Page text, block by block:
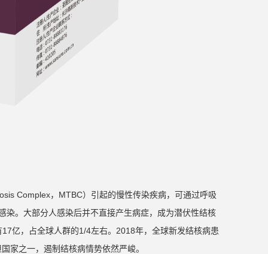
Complex，MTBC）引起的慢性传染疾病，可通过呼吸
。大部分人感染后并不直接产生病症，成为潜伏性结核
亿，占全球人群的1/4左右。2018年，全球新发结核病患
家之一，遏制结核病情势依然严峻。